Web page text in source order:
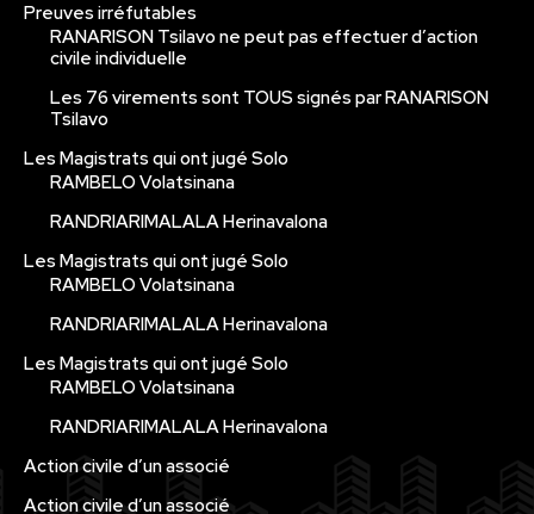
Preuves irréfutables
RANARISON Tsilavo ne peut pas effectuer d’action
civile individuelle
Les 76 virements sont TOUS signés par RANARISON
Tsilavo
Les Magistrats qui ont jugé Solo
RAMBELO Volatsinana
RANDRIARIMALALA Herinavalona
Les Magistrats qui ont jugé Solo
RAMBELO Volatsinana
RANDRIARIMALALA Herinavalona
Les Magistrats qui ont jugé Solo
RAMBELO Volatsinana
RANDRIARIMALALA Herinavalona
Action civile d’un associé
Action civile d’un associé